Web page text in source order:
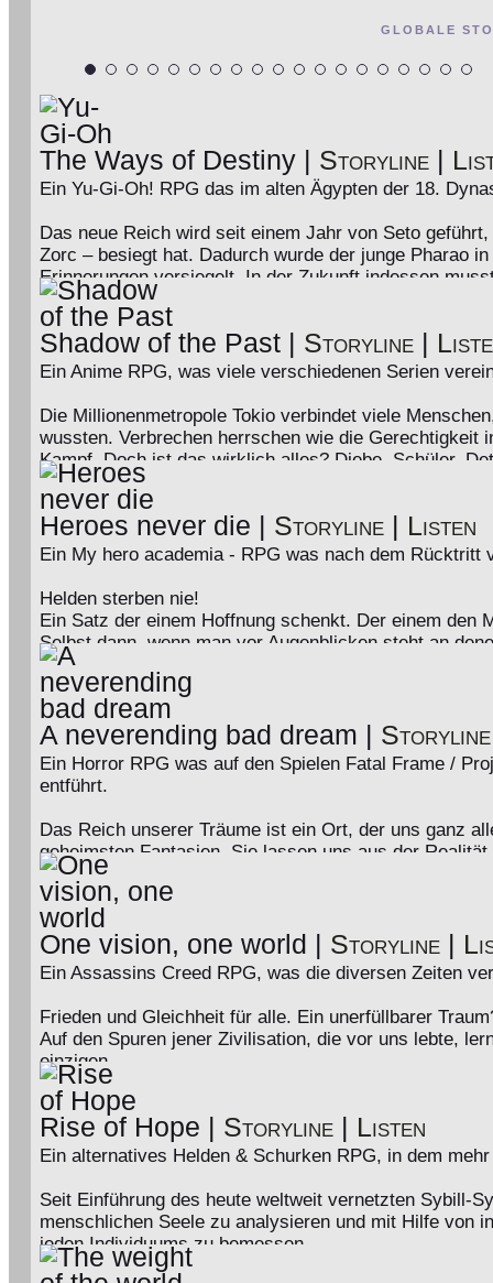
GLOBALE
The Ways of Destiny Storyline
Ein Yu-Gi-Oh! RPG das im alten Ägypten der 18.
Das neue Reich wird seit einem Jahr von Seto
Zorc – besiegt hat. Dadurch wurde der junge Pharao
Erinnerungen versiegelt. In der Zukunft indessen
verabschieden ... doch jetzt wird er aus seiner
braucht er seine Freunde, die ihm immer zur Seite
Bekanntschaften machen.
Kommst du nach Ägypten und stellst dich auf seine
den Thron zu erobern?
Shadow of the Past Storyline
Ein Anime RPG, was viele verschiedenen Serien
Die Millionenmetropole Tokio verbindet viele
wussten. Verbrechen herrschen wie die
Kampf. Doch ist das wirklich alles? Diebe, Schüler,
wirklich nur das was sie zu sein scheinen?
Trauen Sie sich und gesellen Sie sich zu uns. Sehen
der fernöstlichen Kultur. Aber Achtung! Lassen Sie
zu schauen … Denn wenn Sie lange genug in den
Tauche mit uns im Anime-Crossover - RPG in die
Heroes never die Storyline Listen
Ein My hero academia - RPG was nach dem Rücktritt
Helden sterben nie!
Ein Satz der einem Hoffnung schenkt. Der einem den
Selbst dann, wenn man vor Augenblicken steht an
Stimme, in uns dazu rät doch wieder umzudrehen.
denen wir uns selbst Mut zusprechen. Uns
das jeden Tag beweist, in allen Menschen steckt ein
hinaus zu wachsen:
All Might.
Doch was, wenn eben dieser Held fällt?
Schurken, die sich einst unter dem mächtigen
Vielerorts kommt es zu Zwischenfällen, die
Nachfolger, der dem sich ausbreitenden Chaos Herr
Die Fußstapfen, die der ewig lächelnde Held
abzuwarten was die Zukunft bringen wird. Eins steht
ihrer finsteren Pläne angelangt und es dürfte nur eine
friedliche Gesellschaft ausholt.
A neverending bad dream Storyline
Ein Horror RPG was auf den Spielen Fatal Frame /
entführt.
Das Reich unserer Träume ist ein Ort, der uns ganz
geheimsten Fantasien. Sie lassen uns aus der
geschieht wenn diese Welt plötzlich nicht mehr uns
erwachen? Verfolgt von rachsüchtigen Seelen, die
verschluckte. Ihnen das Recht verwehrte aus diesem
Traust du dich, in unserem Horror - RPG
One vision, one world Storyline
Ein Assassins Creed RPG, was die diversen Zeiten
Frieden und Gleichheit für alle. Ein unerfüllbarer
Auf den Spuren jener Zivilisation, die vor uns lebte,
einzigen.
Abstergo holt unaufhaltsam auf. Sogar mehr noch.
Assassinen zu eigen zu machen. Mit jedem
kommen sie den Aufenthaltsorten jener Edensplitter
allen Umständen versuchten zu verbergen.
Doch was würde geschehen, geriete der Animus
Rise of Hope Storyline Listen
Ein alternatives Helden & Schurken RPG, in dem
Seit Einführung des heute weltweit vernetzten Sybill-
menschlichen Seele zu analysieren und mit Hilfe von
jeden Individuums zu bemessen.
Genannt: Psycho Pass.